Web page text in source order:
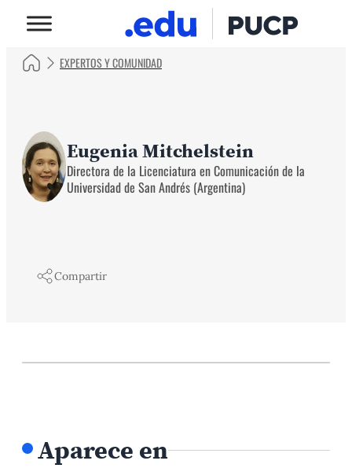
EXPERTOS Y COMUNIDAD
Eugenia Mitchelstein
Directora de la Licenciatura en Comunicación de la
Universidad de San Andrés (Argentina)
Compartir
Aparece en